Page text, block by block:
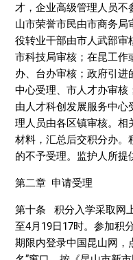
才，企业高级管理人员
山市荣誉市民由市商务
役转业干部由市人武部审
市科技局审核；在昆工作
办、台办审核；政府引进
中心受理、市人才办审核
由人才科创发展服务中心
理人员由各区镇审核。相
材料，汇总后交积分办。
的不予受理。监护人所提
第二章 申请受理
第十条 积分入学采取网
至4月19日17时。参加积
期限内登录中国昆山网，